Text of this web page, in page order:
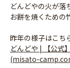
どんどやの火が落
お餅を焼くための
昨年の様子はこち
どんどや | 【公式
(misato-